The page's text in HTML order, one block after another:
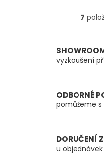
7
vyzkoušení
ODBORNÉ
pomůžeme s
DORUČENÍ
u